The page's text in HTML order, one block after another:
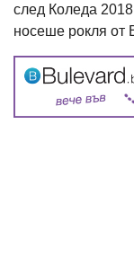
след Коледа
носеше рокля от